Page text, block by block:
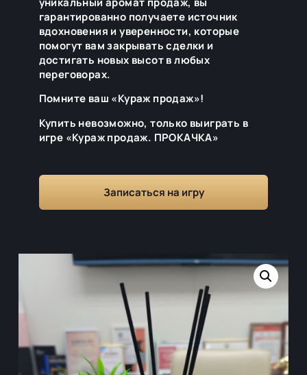
гарантированно получаете источник
вдохновения и уверенности, которые
помогут вам закрывать сделки и
достигать новых высот в любых
переговорах.
Помните ваш «Кураж продаж»!
Купить невозможно, только выиграть в
игре «Кураж продаж. ПРОКАЧКА»
Записаться на игру